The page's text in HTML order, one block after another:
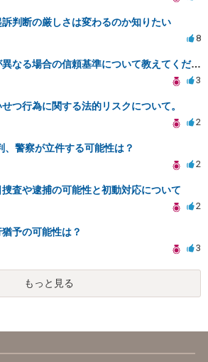
判断の厳しさは変わるのか知りたい
8
弁護士の意見が異なる場合の信頼基準について教えてください
3
つ行為に関する法的リスクについて。
2
、警察が立件する可能性は？
2
査や逮捕の可能性と初動対応について
2
予の可能性は？
3
もっと見る